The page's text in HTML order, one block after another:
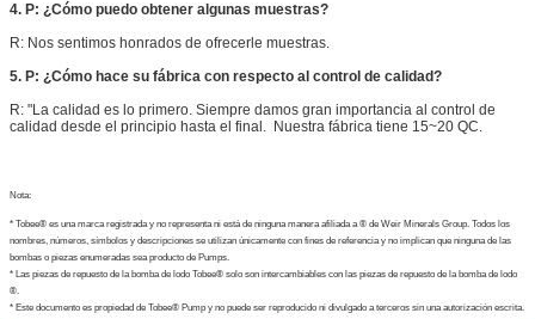
4. P: ¿Cómo puedo obtener algunas muestras?
R: Nos sentimos honrados de ofrecerle muestras.
5. P: ¿Cómo hace su fábrica con respecto al control de calidad?
R: "La calidad es lo primero. Siempre damos gran importancia al control de
calidad desde el principio hasta el final. Nuestra fábrica tiene 15~20 QC.
Nota:
* Tobee® es una marca registrada y no representa ni está de ninguna manera afiliada a ® de Weir Minerals Group. Todos los
nombres, números, símbolos y descripciones se utilizan únicamente con fines de referencia y no implican que ninguna de las
bombas o piezas enumeradas sea producto de Pumps.
* Las piezas de repuesto de la bomba de lodo Tobee® solo son intercambiables con las piezas de repuesto de la bomba de lodo
®.
* Este documento es propiedad de Tobee® Pump y no puede ser reproducido ni divulgado a terceros sin una autorización escrita.